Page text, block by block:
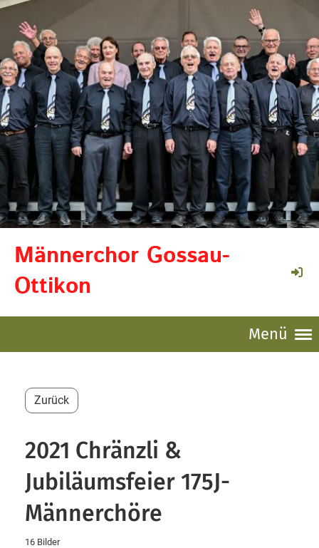
Männerchor Gossau-
Ottikon
Menü
Zurück
2021 Chränzli &
Jubiläumsfeier 175J-
Männerchöre
16 Bilder